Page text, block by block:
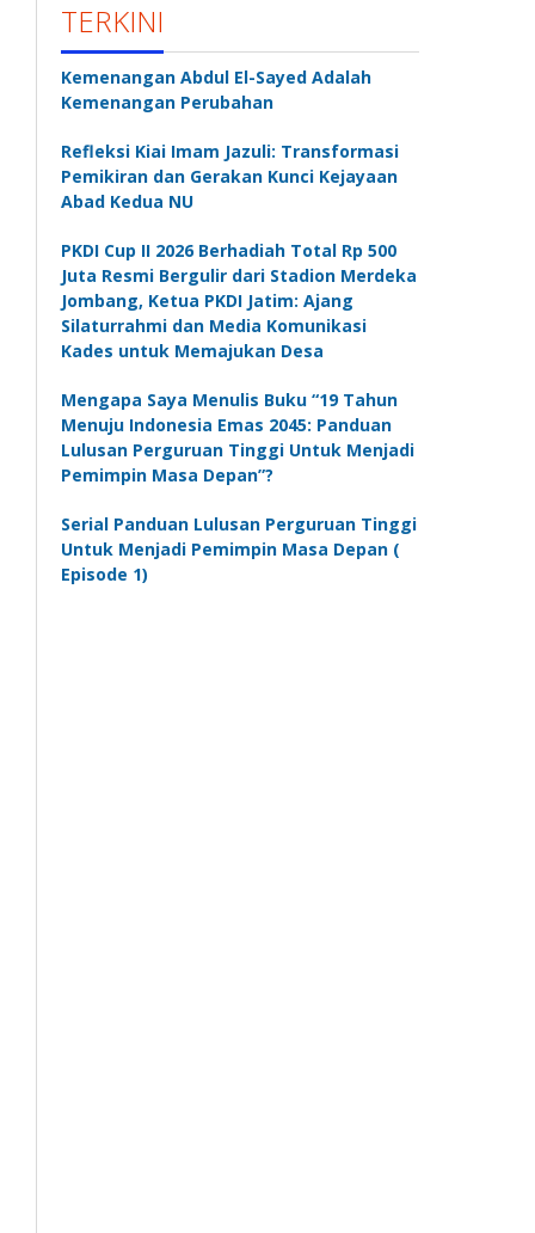
TERKINI
Kemenangan Abdul El-Sayed Adalah
Kemenangan Perubahan
Refleksi Kiai Imam Jazuli: Transformasi
Pemikiran dan Gerakan Kunci Kejayaan
Abad Kedua NU
PKDI Cup II 2026 Berhadiah Total Rp 500
Juta Resmi Bergulir dari Stadion Merdeka
Jombang, Ketua PKDI Jatim: Ajang
Silaturrahmi dan Media Komunikasi
Kades untuk Memajukan Desa
Mengapa Saya Menulis Buku “19 Tahun
Menuju Indonesia Emas 2045: Panduan
Lulusan Perguruan Tinggi Untuk Menjadi
Pemimpin Masa Depan”?
Serial Panduan Lulusan Perguruan Tinggi
Untuk Menjadi Pemimpin Masa Depan (
Episode 1)